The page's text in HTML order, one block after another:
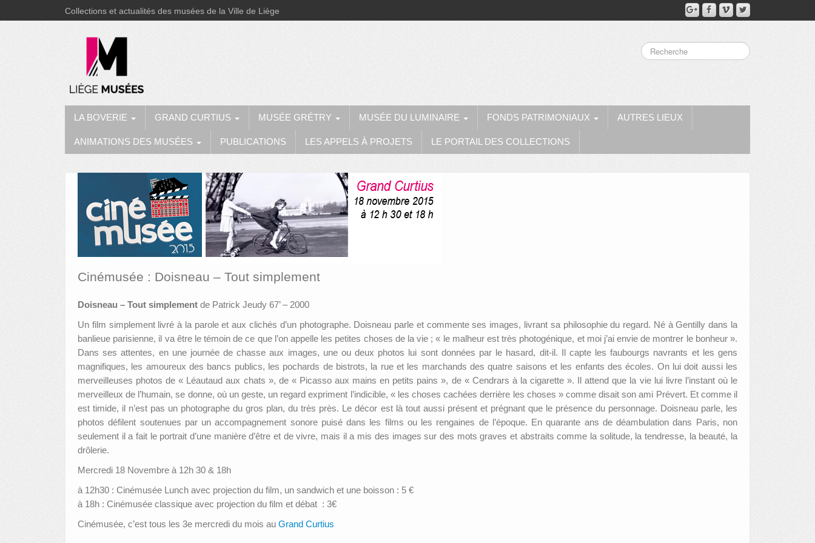
Collections et actualités des musées de la Ville de Liège
LA BOVERIE GRAND CURTIUS MUSÉE GRÉTRY MUSÉE DU LUMINAIRE FONDS PATRIMONIAUX AUTRES LIEUX
ANIMATIONS DES MUSÉES PUBLICATIONS LES APPELS À PROJETS LE PORTAIL DES COLLECTIONS
Cinémusée : Doisneau – Tout simplement
Doisneau – Tout simplement de Patrick Jeudy 67’ – 2000
Un film simplement livré à la parole et aux clichés d’un photographe. Doisneau parle et commente ses images, livrant sa philosophie du regard. Né à Gentilly dans la
banlieue parisienne, il va être le témoin de ce que l’on appelle les petites choses de la vie ; « le malheur est très photogénique, et moi j’ai envie de montrer le bonheur ».
Dans ses attentes, en une journée de chasse aux images, une ou deux photos lui sont données par le hasard, dit-il. Il capte les faubourgs navrants et les gens
magnifiques, les amoureux des bancs publics, les pochards de bistrots, la rue et les marchands des quatre saisons et les enfants des écoles. On lui doit aussi les
merveilleuses photos de « Léautaud aux chats », de « Picasso aux mains en petits pains », de « Cendrars à la cigarette ». Il attend que la vie lui livre l’instant où le
merveilleux de l’humain, se donne, où un geste, un regard expriment l’indicible, « les choses cachées derrière les choses » comme disait son ami Prévert. Et comme il
est timide, il n’est pas un photographe du gros plan, du très près. Le décor est là tout aussi présent et prégnant que le présence du personnage. Doisneau parle, les
photos défilent soutenues par un accompagnement sonore puisé dans les films ou les rengaines de l’époque. En quarante ans de déambulation dans Paris, non
seulement il a fait le portrait d’une manière d’être et de vivre, mais il a mis des images sur des mots graves et abstraits comme la solitude, la tendresse, la beauté, la
drôlerie.
Mercredi 18 Novembre à 12h 30 & 18h
à 12h30 : Cinémusée Lunch avec projection du film, un sandwich et une boisson : 5 €
à 18h : Cinémusée classique avec projection du film et débat : 3€
Cinémusée, c’est tous les 3e mercredi du mois au Grand Curtius